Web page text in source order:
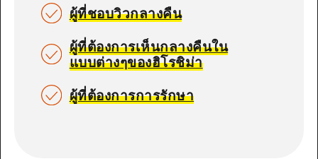
ผู้ที่ชอบวิวกลางคืน
ผู้ที่ต้องการเห็นกลางคืนใน
แบบต่างๆของฮิโรชิม่า
ผู้ที่ต้องการการรักษา